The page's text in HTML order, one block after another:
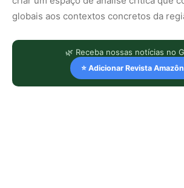
globais aos contextos concretos da
🌿 Receba nossas notícias no
⭐ Adicionar Revista